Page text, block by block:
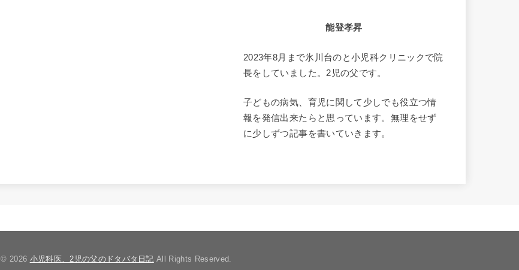
能登孝昇
2023年8月まで氷川台のと小児科クリニックで院
長をしていました。2児の父です。
子どもの病気、育児に関して少しでも役立つ情
報を発信出来たらと思っています。無理をせず
に少しずつ記事を書いていきます。
© 2026 小児科医、2児の父のドタバタ日記 All Rights Reserved.